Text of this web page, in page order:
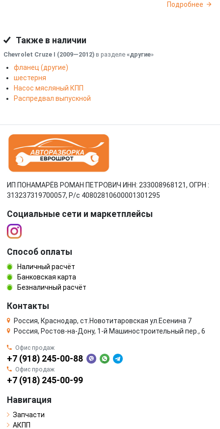
Подробнее
Также в наличии
Chevrolet Cruze I (2009—2012) в разделе «другие»
фланец (другие)
шестерня
Насос мясляный КПП
Распредвал выпускной
ИП ПОНАМАРЁВ РОМАН ПЕТРОВИЧ ИНН: 233008968121, ОГРН :
313237319700057, Р/c 40802810600001301295
Социальные сети и маркетплейсы
Способ оплаты
Наличный расчёт
Банковская карта
Безналичный расчёт
Контакты
Россия, Краснодар, ст.Новотитаровская ул.Есенина 7
Россия, Ростов-на-Дону, 1-й Машиностроительный пер., 6
Офис продаж
+7 (918) 245-00-88
Офис продаж
+7 (918) 245-00-99
Навигация
Запчасти
АКПП